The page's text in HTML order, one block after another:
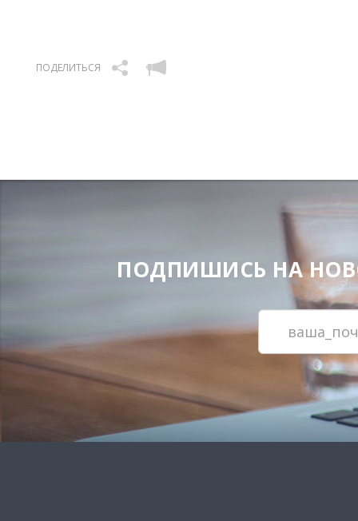
ПОДЕЛИТЬСЯ
ПОДПИШИСЬ НА